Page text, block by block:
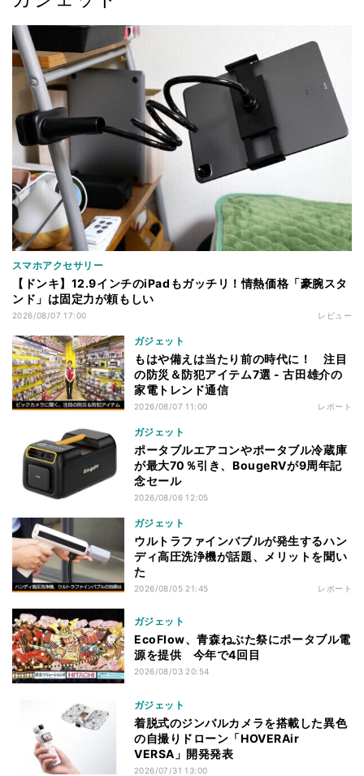
スマホアクセサリー
【ドンキ】12.9インチのiPadもガッチリ！情熱価格「豪腕スタ
ンド」は固定力が頼もしい
2026/08/07 17:00 レビュー
ガジェット
もはや備えは当たり前の時代に！ 注目
の防災＆防犯アイテム7選 - 古田雄介の
家電トレンド通信
2026/08/07 11:00 レポート
ガジェット
ポータブルエアコンやポータブル冷蔵庫
が最大70％引き、BougeRVが9周年記
念セール
2026/08/06 12:05
ガジェット
ウルトラファインバブルが発生するハン
ディ高圧洗浄機が話題、メリットを聞い
た
2026/08/05 21:45 レポート
ガジェット
EcoFlow、青森ねぶた祭にポータブル電
源を提供 今年で4回目
2026/08/03 20:54
ガジェット
着脱式のジンバルカメラを搭載した異色
の自撮りドローン「HOVERAir
VERSA」開発発表
2026/07/31 13:00